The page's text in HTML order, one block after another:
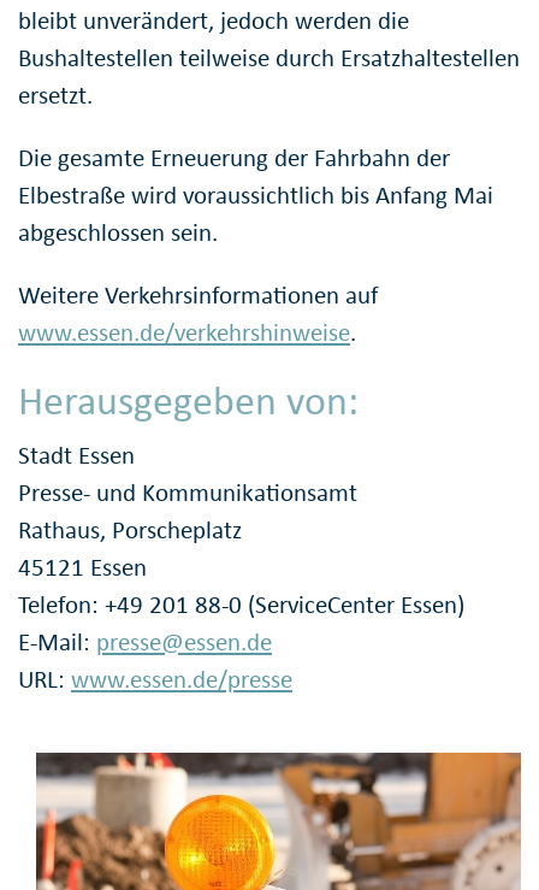
bleibt unverändert, jedoch werden die
Bushaltestellen teilweise durch Ersatzhaltestellen
ersetzt.
Die gesamte Erneuerung der Fahrbahn der
Elbestraße wird voraussichtlich bis Anfang Mai
abgeschlossen sein.
Weitere Verkehrsinformationen auf
www.essen.de/verkehrshinweise.
Herausgegeben von:
Stadt Essen
Presse- und Kommunikationsamt
Rathaus, Porscheplatz
45121 Essen
Telefon: +49 201 88-0 (ServiceCenter Essen)
E-Mail: presse@essen.de
URL: www.essen.de/presse